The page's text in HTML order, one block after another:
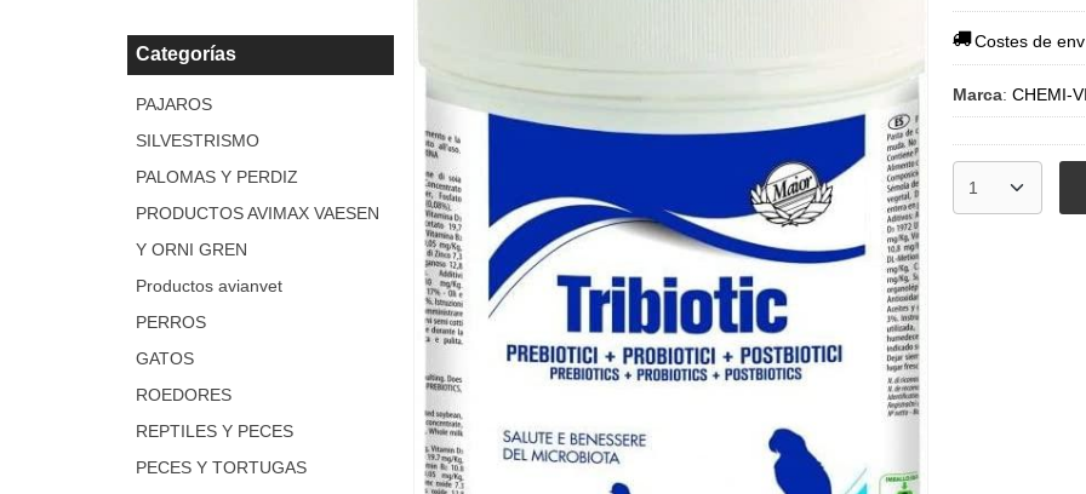
Categorías
PAJAROS
SILVESTRISMO
PALOMAS Y PERDIZ
PRODUCTOS AVIMAX VAESEN
Y ORNI GREN
Productos avianvet
PERROS
GATOS
ROEDORES
REPTILES Y PECES
PECES Y TORTUGAS
Costes de
Marca: CHEMI-